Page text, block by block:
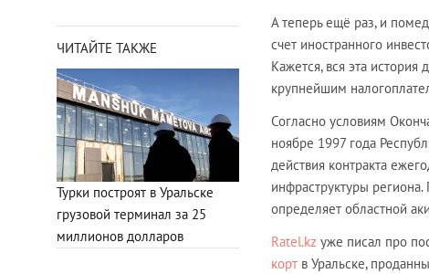
ЧИТАЙТЕ ТАКЖЕ
Турки построят в Уральске
грузовой терминал за 25
миллионов долларов
А теперь ещё раз, и
счет иностранного
Кажется, вся эта
крупнейшим
Согласно условиям
ноябре 1997 года
действия контракта
инфраструктуры региона.
определяет областной
Ratel.kz уже писал про
корт в Уральске,